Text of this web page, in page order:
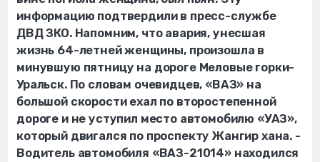
информацию подтвердили в пресс-службе
ДВД ЗКО. Напомним, что авария, унесшая
жизнь 64-летней женщины, произошла в
минувшую пятницу на дороге Меловые горки-
Уральск. По словам очевидцев, «ВАЗ» на
большой скорости ехал по второстепенной
дороге и не уступил место автомобилю «УАЗ»,
который двигался по проспекту Жангир хана. -
Водитель автомобиля «ВАЗ-21014» находился